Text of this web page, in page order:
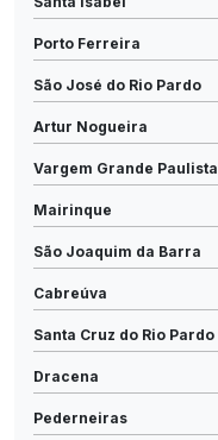
Porto Ferreira
São José do Rio Pardo
Artur Nogueira
Vargem Grande Paulista
Mairinque
São Joaquim da Barra
Cabreúva
Santa Cruz do Rio Pardo
Dracena
Pederneiras